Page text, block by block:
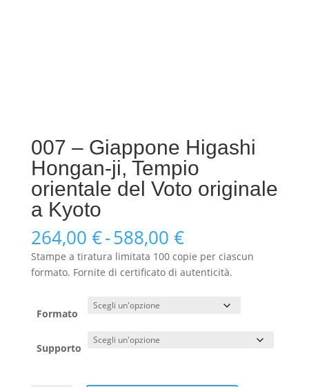
007 – Giappone Higashi
Hongan-ji, Tempio
orientale del Voto originale
a Kyoto
264,00 €-588,00 €Fascia
di
prezzo:
da
264,00 €
Stampe a tiratura limitata 100 copie per ciascun
formato. Fornite di certificato di autenticità.
Formato
Supporto